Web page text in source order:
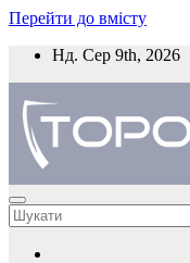
Перейти до вмісту
Нд. Сер 9th, 2026